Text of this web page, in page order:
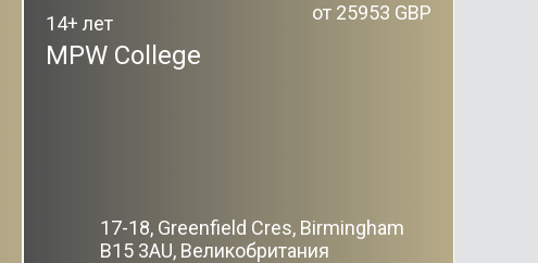
14+ лет
MPW College
от 25953 GBP
17-18, Greenfield Cres, Birmingham
B15 3AU, Великобритания